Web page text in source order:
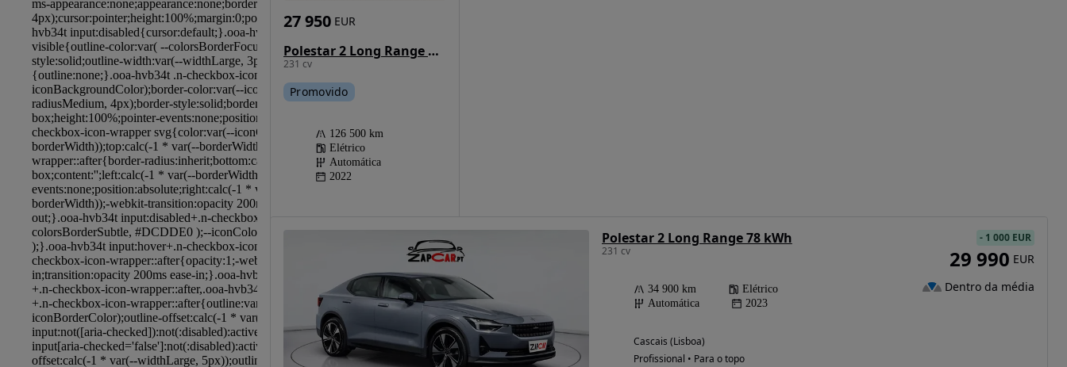
Polestar 2 Long Range 78 kWh
231 cv
27 950 EUR
Promovido
126 500 km
Elétrico
Automática
2022
Polestar 2 Long Range 78 kWh
231 cv
34 900 km
Elétrico
Automática
2023
Cascais (Lisboa)
Profissional • Para o topo
- 1 000 EUR
29 990 EUR
Dentro da média